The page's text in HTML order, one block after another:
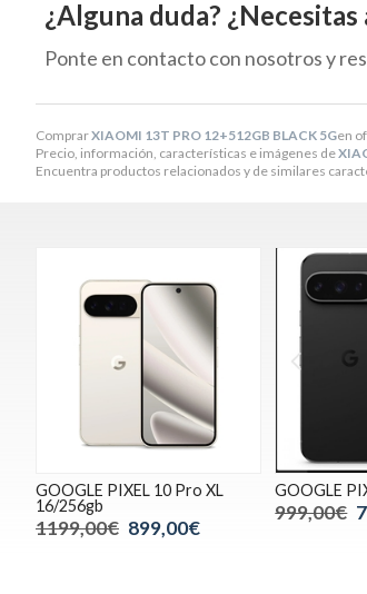
ComprarXIAOMI 13T PRO 12+512GB BLACK 5Gen
Precio, información, características e imágenes de
Encuentra productos relacionados y de similares
¿Alguna duda?
Ponte en contacto con nosotros y
GOOGLE PIXEL 10 Pro XL
16/256gb
1199,00€ 899,00€
GOOGLE
999,00€